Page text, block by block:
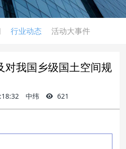
行业动态 活动大事件
对我国乡级国土空间规
中纬 621